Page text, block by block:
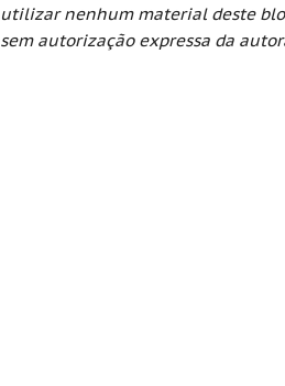
utilizar nenhum material deste
sem autorização expressa da